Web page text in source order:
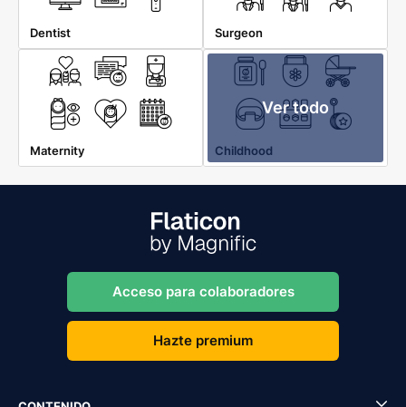
Dentist Surgeon
Maternity
Ver todo
Childhood
Acceso para colaboradores
Hazte premium